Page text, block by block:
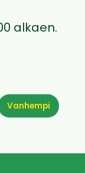
alkaen.
Vanhempi